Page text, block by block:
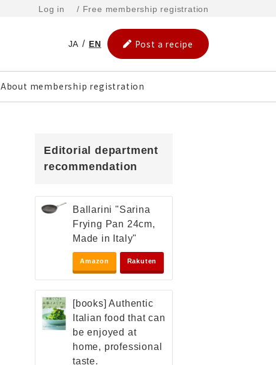
Log in / Free membership registration
JA EN Post a recipe
About membership registration
Editorial department
recommendation
Ballarini "Sarina
Frying Pan 24cm,
Made in Italy"
Amazon Rakuten
[books] Authentic
Italian food that can
be enjoyed at
home, professional
taste.